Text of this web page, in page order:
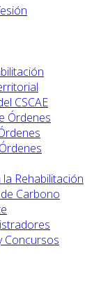
CSCAE
Órdenes
Rehabilitación
Carbono
Concursos